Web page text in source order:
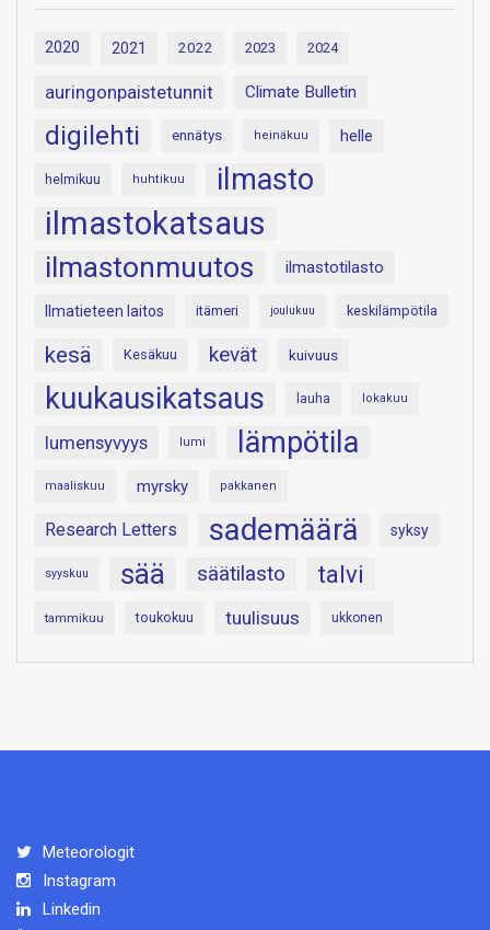
2020 2021 2022 2023 2024
auringonpaistetunnit Climate Bulletin
digilehti ennätys heinäkuu helle
helmikuu huhtikuu ilmasto
ilmastokatsaus
ilmastonmuutos ilmastotilasto
Ilmatieteen laitos itämeri joulukuu keskilämpötila
kesä Kesäkuu kevät kuivuus
kuukausikatsaus lauha lokakuu
lumensyvyys lumi lämpötila
maaliskuu myrsky pakkanen
Research Letters sademäärä syksy
syyskuu sää säätilasto talvi
tammikuu toukokuu tuulisuus ukkonen
Meteorologit
Instagram
Linkedin